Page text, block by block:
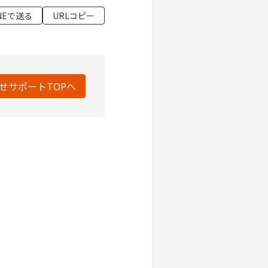
で送る URLコピー
サポートTOPへ